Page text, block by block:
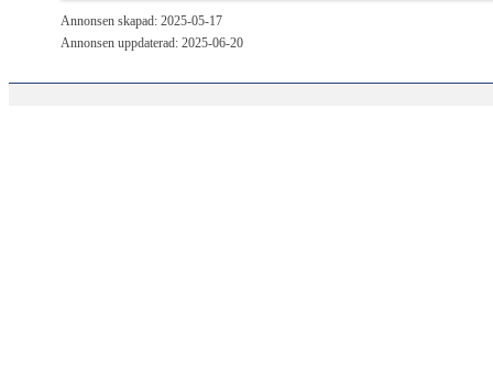
Annonsen skapad: 2025-05-17
Annonsen uppdaterad: 2025-06-20